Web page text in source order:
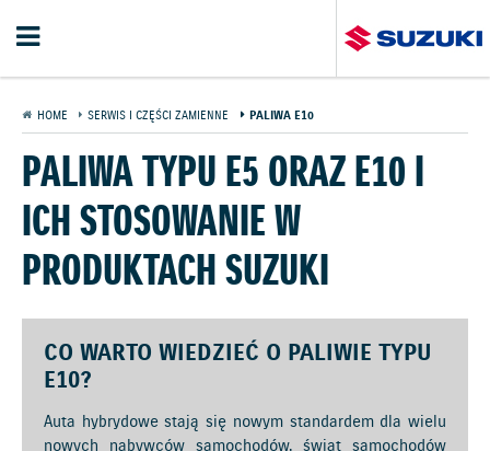
HOME SERWIS I CZĘŚCI ZAMIENNE PALIWA E10
PALIWA TYPU E5 ORAZ E10 I
ICH STOSOWANIE W
PRODUKTACH SUZUKI
CO WARTO WIEDZIEĆ O PALIWIE TYPU
E10?
Auta hybrydowe stają się nowym standardem dla wielu